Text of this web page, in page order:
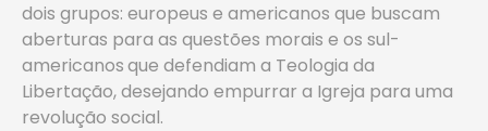
dois grupos: europeus e americanos que buscam
aberturas para as questões morais e os sul-
americanosque defendiam a Teologia da
Libertação, desejando empurrar a Igreja para uma
revolução social.